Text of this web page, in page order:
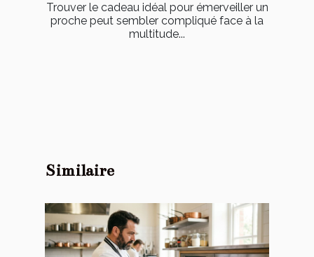
Trouver le cadeau idéal pour émerveiller un
proche peut sembler compliqué face à la
multitude...
Similaire